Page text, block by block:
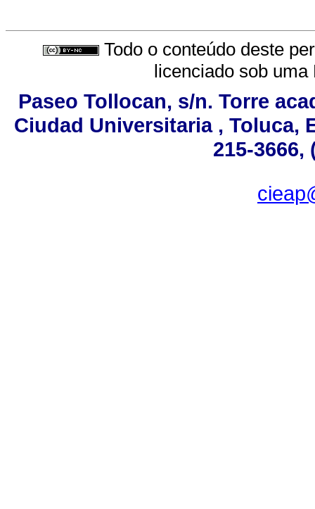
Todo o conteúdo deste
licenciado sob uma
Paseo Tollocan, s/n. Torre
Ciudad Universitaria , Toluca,
215-3666,